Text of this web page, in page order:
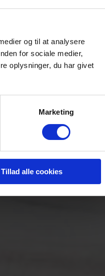
og til at analysere
for sociale medier,
oplysninger, du har givet
Marketing
Tillad alle cookies